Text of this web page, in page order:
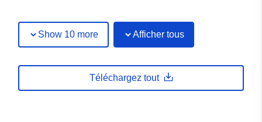
Show 10 more Afficher tous
Téléchargez tout